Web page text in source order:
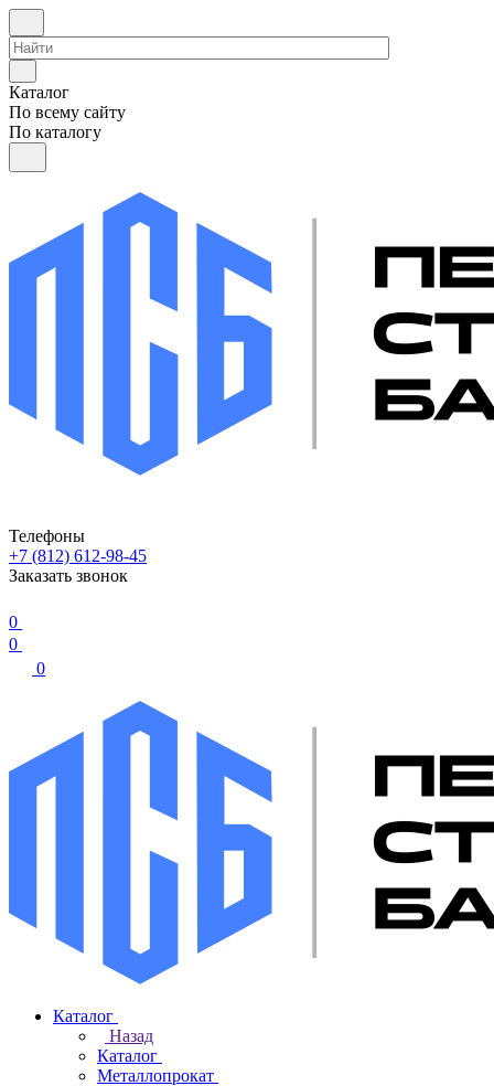
Каталог
По всему сайту
По каталогу
Телефоны
+7 (812) 612-98-45
Заказать звонок
0
0
0
Каталог
Назад
Каталог
Металлопрокат